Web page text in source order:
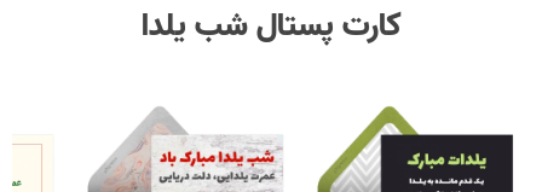
کارت پستال شب یلدا